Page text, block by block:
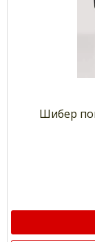
Шибер